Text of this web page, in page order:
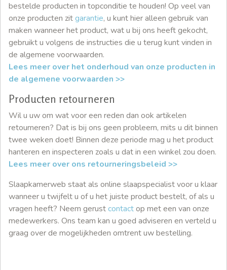
bestelde producten in topconditie te houden! Op veel van
onze producten zitgarantie, u kunt hier alleen gebruik van
maken wanneer het product, wat u bij ons heeft gekocht,
gebruikt u volgens de instructies die u terug kunt vinden in
de algemene voorwaarden.
Lees meer over het onderhoud van onze producten in
de algemene voorwaarden >>
Producten retourneren
Wil u uw om wat voor een reden dan ook artikelen
retourneren? Dat is bij ons geen probleem, mits u dit binnen
twee weken doet! Binnen deze periode mag u het product
hanteren en inspecteren zoals u dat in een winkel zou doen.
Lees meer over ons retourneringsbeleid >>
Slaapkamerweb staat als online slaapspecialist voor u klaar
wanneer u twijfelt u of u het juiste product bestelt, of als u
vragen heeft? Neem gerustcontactop met een van onze
medewerkers. Ons team kan u goed adviseren en verteld u
graag over de mogelijkheden omtrent uw bestelling.